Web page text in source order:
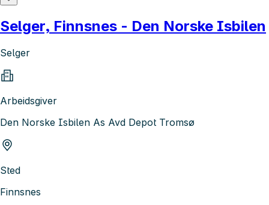
Selger, Finnsnes - Den Norske Isbilen
Selger
Arbeidsgiver
Den Norske Isbilen As Avd Depot Tromsø
Sted
Finnsnes